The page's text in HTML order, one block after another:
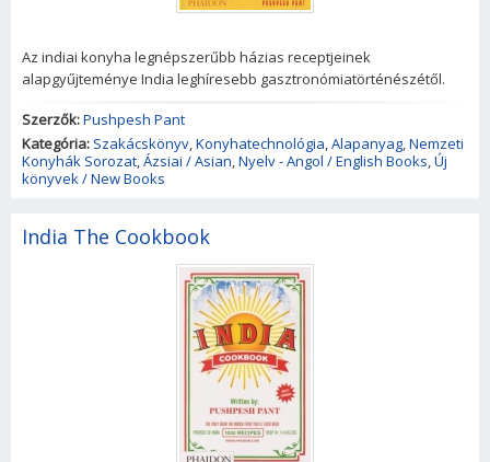
Az indiai konyha legnépszerűbb házias receptjeinek
alapgyűjteménye India leghíresebb gasztronómiatörténészétől.
Szerzők:Pushpesh Pant
Kategória: Szakácskönyv,Konyhatechnológia,Alapanyag,Nemzeti
Konyhák Sorozat,Ázsiai / Asian,Nyelv - Angol / English Books,Új
könyvek / New Books
India The Cookbook